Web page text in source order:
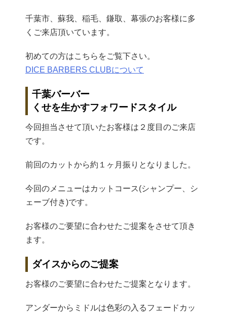
千葉市、蘇我、稲毛、鎌取、幕張のお客様に多
くご来店頂いています。
初めての方はこちらをご覧下さい。
DICE BARBERS CLUBについて
千葉バーバー
くせを生かすフォワードスタイル
今回担当させて頂いたお客様は２度目のご来店
です。
前回のカットから約１ヶ月振りとなりました。
今回のメニューはカットコース(シャンプー、シ
ェーブ付き)です。
お客様のご要望に合わせたご提案をさせて頂き
ます。
ダイスからのご提案
お客様のご要望に合わせたご提案となります。
アンダーからミドルは色彩の入るフェードカッ